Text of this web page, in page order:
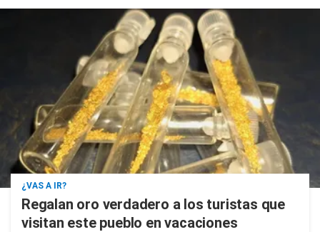
¿VAS A IR?
Regalan oro verdadero a los turistas que
visitan este pueblo en vacaciones